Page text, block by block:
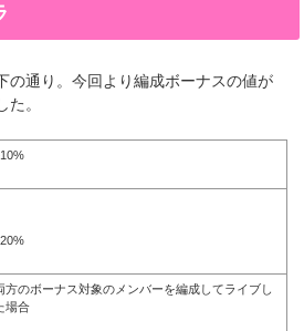
の通り。今回より編成ボーナスの値が
。
方のボーナス対象のメンバーを編成してライブし
場合